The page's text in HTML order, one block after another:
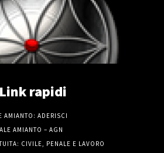
Link rapidi
AMIANTO: ADERISCI
AMIANTO – AGN
CIVILE, PENALE E LAVORO